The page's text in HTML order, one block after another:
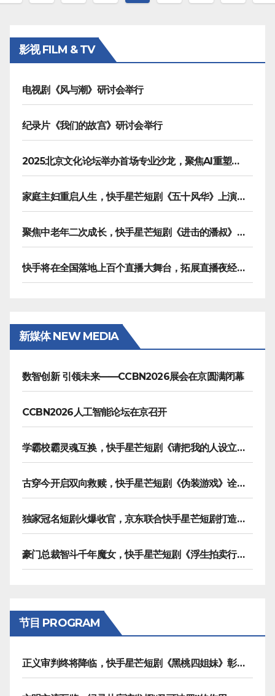
影视 FILM & TV
电视剧《风与潮》研讨会举行
纪录片《我们的故宫》研讨会举行
2025北京文化论坛举办首场专业沙龙，聚焦AI重塑内容生产
家庭主妇重启人生，快手星芒短剧《五十风华》上演中年大女主逆袭
聚焦中老年二次成长，快手星芒短剧《进击的潘叔》诠释银发力量
快手将在全国落地上百个直播大舞台，拓展直播夜经济生态
新媒体 NEW MEDIA
数智创新 引领未来——CCBN2026展会在京圆满闭幕
CCBN2026人工智能论坛在京召开
学霸校霸灵魂互换，快手星芒短剧《请把我的人设立住》笑泪齐飞
古穿今开启双向救赎，快手星芒短剧《伪装游戏》诠释热血青春友谊
独家冠名短剧火爆收官，京东联合快手星芒短剧打造双11营销范本
豪门总裁智斗千年魔女，快手星芒短剧《浮生拍卖行》奇幻元素拉满
节目 PROGRAM
正义审判终将降临，快手星芒短剧《黑桃四姐妹》彰显治愈内核